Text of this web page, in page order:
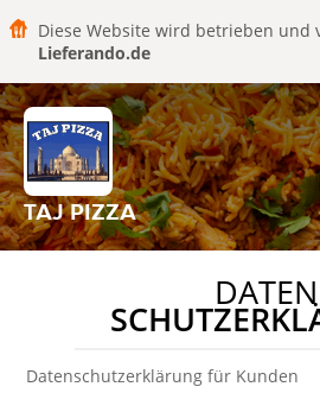
Diese Website wird betrieben und
Lieferando.de
TAJ PIZZA
DATEN
Datenschutzerklärung für Kunden